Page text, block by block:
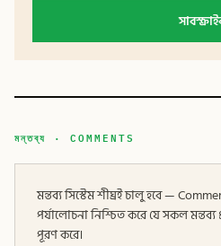
মন্তব্য · COMMENTS
মন্তব্য সিস্টেম শীঘ্রই চালু হবে —
পর্যালোচনা নিশ্চিত করে যে সকল
পূরণ করে।